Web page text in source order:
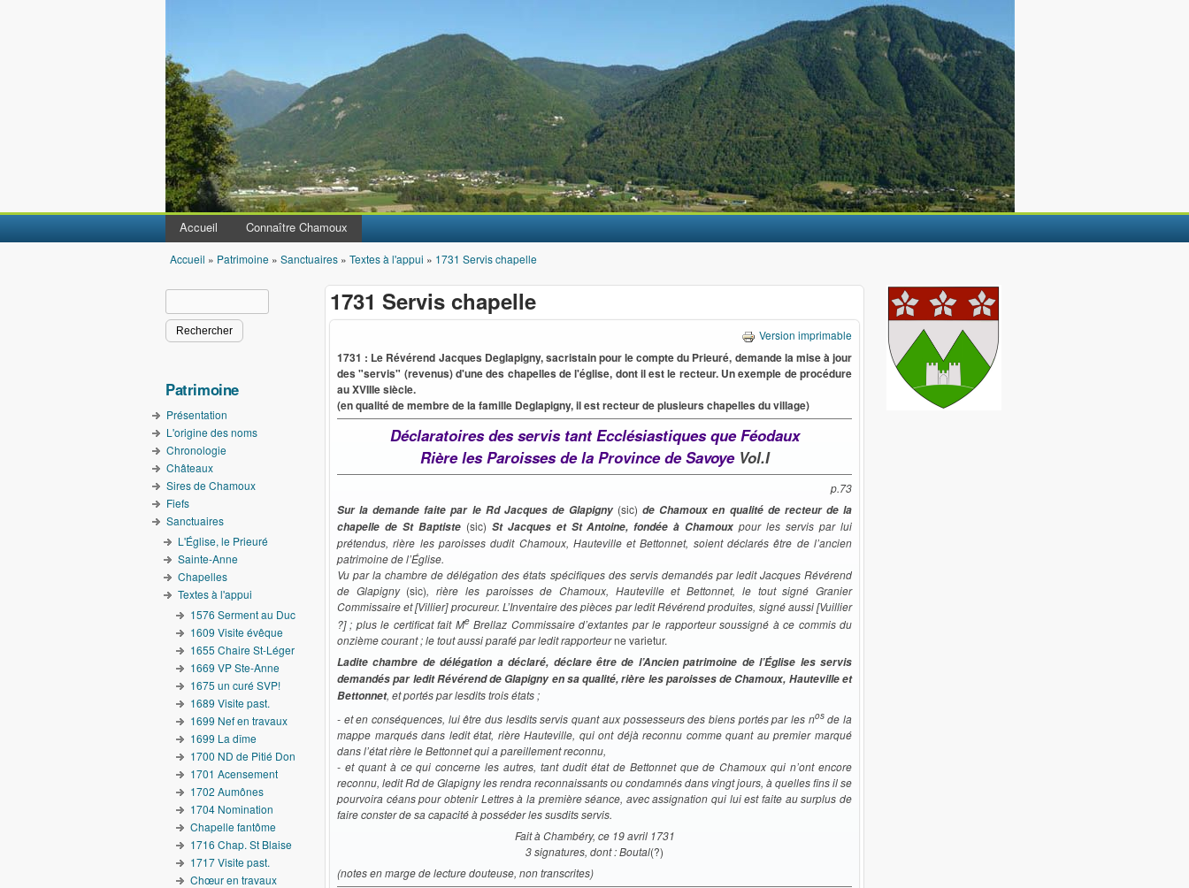
Accueil Connaître Chamoux
Vous êtes ici
Accueil » Patrimoine » Sanctuaires » Textes à l'appui » 1731 Servis chapelle
1731 Servis chapelle
Version imprimable
1731 : Le Révérend Jacques Deglapigny, sacristain pour le compte du Prieuré, demande la mise à jour
des "servis" (revenus) d'une des chapelles de l'église, dont il est le recteur. Un exemple de procédure
au XVIIIe siècle.
(en qualité de membre de la famille Deglapigny, il est recteur de plusieurs chapelles du village)
Déclaratoires des servis tant Ecclésiastiques que Féodaux
Rière les Paroisses de la Province de Savoye Vol.I
p.73
Sur la demande faite par le Rd Jacques de Glapigny (sic) de Chamoux en qualité de recteur de la
chapelle de St Baptiste (sic) St Jacques et St Antoine, fondée à Chamoux pour les servis par lui
prétendus, rière les paroisses dudit Chamoux, Hauteville et Bettonnet, soient déclarés être de l’ancien
patrimoine de l’Église.
Vu par la chambre de délégation des états spécifiques des servis demandés par ledit Jacques Révérend
de Glapigny (sic), rière les paroisses de Chamoux, Hauteville et Bettonnet, le tout signé Granier
Commissaire et [Villier] procureur. L’Inventaire des pièces par ledit Révérend produites, signé aussi [Vuillier
?] ; plus le certificat fait MeBrellaz Commissaire d’extantes par le rapporteur soussigné à ce commis du
onzième courant ; le tout aussi parafé par ledit rapporteurne varietur.
Ladite chambre de délégation a déclaré, déclare être de l’Ancien patrimoine de l’Église les servis
demandés par ledit Révérend de Glapigny en sa qualité, rière les paroisses de Chamoux, Hauteville et
Bettonnet, et portés par lesdits trois états ;
- et en conséquences, lui être dus lesdits servis quant aux possesseurs des biens portés par les nosde la
mappe marqués dans ledit état, rière Hauteville, qui ont déjà reconnu comme quant au premier marqué
dans l’état rière le Bettonnet qui a pareillement reconnu,
- et quant à ce qui concerne les autres, tant dudit état de Bettonnet que de Chamoux qui n’ont encore
reconnu, ledit Rd de Glapigny les rendra reconnaissants ou condamnés dans vingt jours, à quelles fins il se
pourvoira céans pour obtenir Lettres à la première séance, avec assignation qui lui est faite au surplus de
faire conster de sa capacité à posséder les susdits servis.
Fait à Chambéry, ce 19 avril 1731
3 signatures, dont : Boutal(?)
(notes en marge de lecture douteuse, non transcrites)
Formulaire de recherche
Patrimoine
Présentation
L'origine des noms
Chronologie
Châteaux
Sires de Chamoux
Fiefs
Sanctuaires
L'Église, le Prieuré
Sainte-Anne
Chapelles
Textes à l'appui
1576 Serment au Duc
1609 Visite évêque
1655 Chaire St-Léger
1669 VP Ste-Anne
1675 un curé SVP!
1689 Visite past.
1699 Nef en travaux
1699 La dîme
1700 ND de Pitié Don
1701 Acensement
1702 Aumônes
1704 Nomination
Chapelle fantôme
1716 Chap. St Blaise
1717 Visite past.
Chœur en travaux